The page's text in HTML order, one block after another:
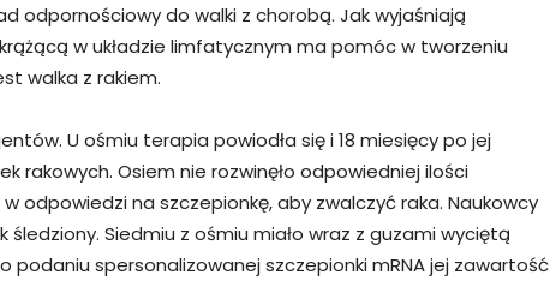
odpornościowy do walki z chorobą. Jak wyjaśniają
w układzie limfatycznym ma pomóc w tworzeniu
walka z rakiem.
U ośmiu terapia powiodła się i 18 miesięcy po jej
rakowych. Osiem nie rozwinęło odpowiedniej ilości
odpowiedzi na szczepionkę, aby zwalczyć raka. Naukowcy
Siedmiu z ośmiu miało wraz z guzami wyciętą
podaniu spersonalizowanej szczepionki mRNA jej zawartość